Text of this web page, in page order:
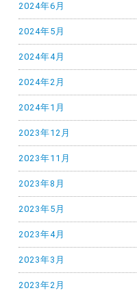
2024年6月
2024年5月
2024年4月
2024年2月
2024年1月
2023年12月
2023年11月
2023年8月
2023年5月
2023年4月
2023年3月
2023年2月